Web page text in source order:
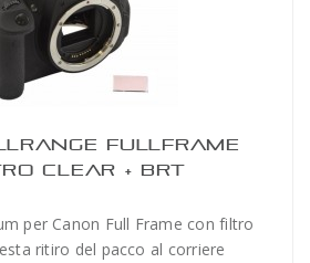
FULLFRAME
CLEAR + BRT
per Canon Full Frame con filtro
ritiro del pacco al corriere